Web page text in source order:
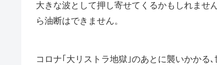
大きな波として押し寄せてくるかもしれませ
ら油断はできません。
コロナ｢大リストラ地獄｣のあとに襲いかかる